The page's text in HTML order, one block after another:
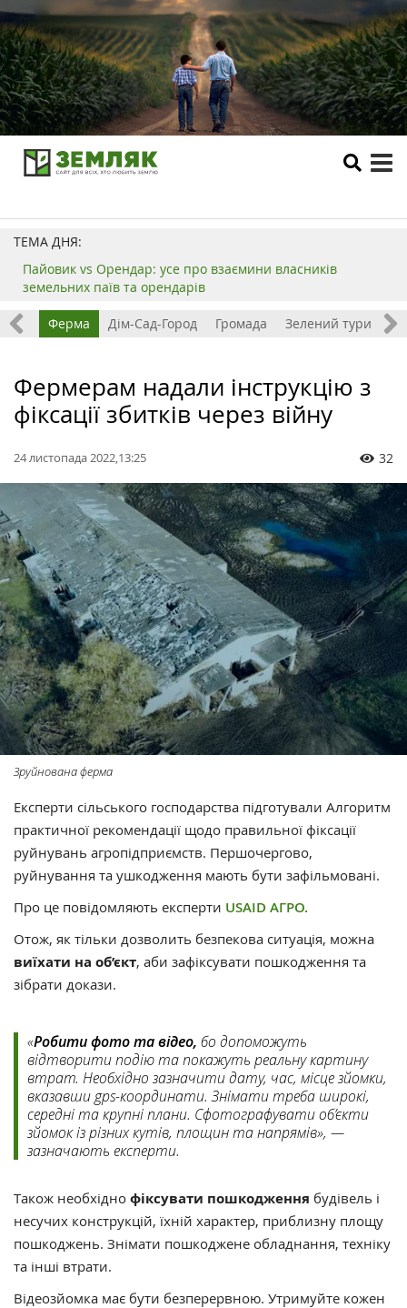
ТЕМА ДНЯ:
Пайовик vs Орендар: усе про взаємини власників
земельних паїв та орендарів
Ферма Дім-Сад-Город Громада Зелений туризм
Фермерам надали інструкцію з
фіксації збитків через війну
24 листопада 2022,13:25 32
Зруйнована ферма
Експерти сільського господарства підготували Алгоритм
практичної рекомендації щодо правильної фіксації
руйнувань агропідприємств. Першочергово,
руйнування та ушкодження мають бути зафільмовані.
Про це повідомляють експерти USAID АГРО.
Отож, як тільки дозволить безпекова ситуація, можна
виїхати на об’єкт, аби зафіксувати пошкодження та
зібрати докази.
«Робити фото та відео, бо допоможуть
відтворити подію та покажуть реальну картину
втрат. Необхідно зазначити дату, час, місце зйомки,
вказавши gps-координати. Знімати треба широкі,
середні та крупні плани. Сфотографувати об’єкти
зйомок із різних кутів, площин та напрямів», —
зазначають експерти.
Також необхідно фіксувати пошкодження будівель і
несучих конструкцій, їхній характер, приблизну площу
пошкоджень. Знімати пошкоджене обладнання, техніку
та інші втрати.
Відеозйомка має бути безперервною. Утримуйте кожен